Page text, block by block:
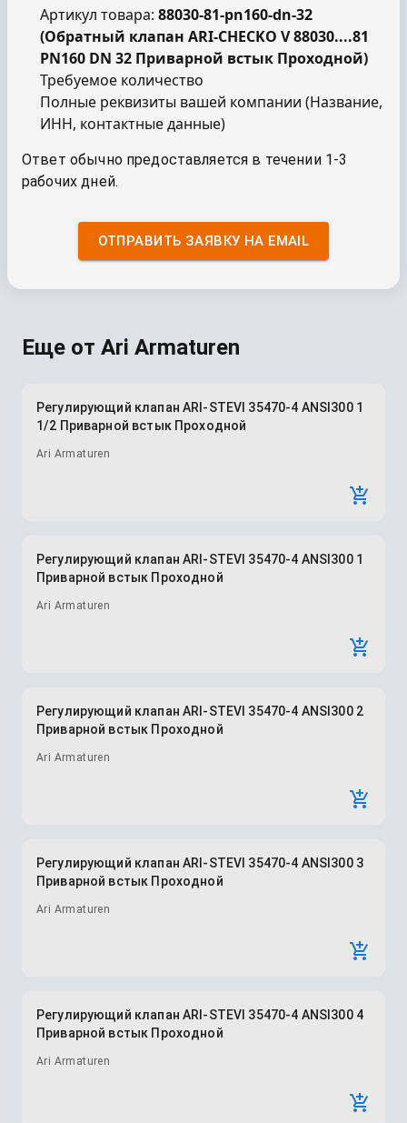
Артикул товара: 88030-81-pn160-dn-32
(Обратный клапан ARI-CHECKO V 88030....81
PN160 DN 32 Приварной встык Проходной)
Требуемое количество
Полные реквизиты вашей компании (Название,
ИНН, контактные данные)
Ответ обычно предоставляется в течении 1-3
рабочих дней.
ОТПРАВИТЬ ЗАЯВКУ НА EMAIL
Еще от Ari Armaturen
Регулирующий клапан ARI-STEVI 35470-4 ANSI300 1
1/2 Приварной встык Проходной
Ari Armaturen
Регулирующий клапан ARI-STEVI 35470-4 ANSI300 1
Приварной встык Проходной
Ari Armaturen
Регулирующий клапан ARI-STEVI 35470-4 ANSI300 2
Приварной встык Проходной
Ari Armaturen
Регулирующий клапан ARI-STEVI 35470-4 ANSI300 3
Приварной встык Проходной
Ari Armaturen
Регулирующий клапан ARI-STEVI 35470-4 ANSI300 4
Приварной встык Проходной
Ari Armaturen